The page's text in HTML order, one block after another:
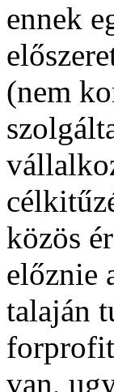
ennek
(nem
közös
előznie
talaján
forprofit
van,